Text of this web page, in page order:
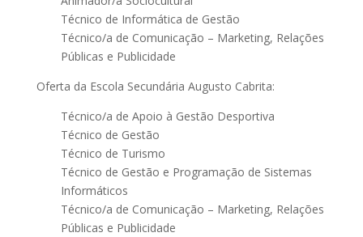
Técnico de Informática de Gestão
Técnico/a de Comunicação – Marketing, Relações
Públicas e Publicidade
Oferta da Escola Secundária Augusto Cabrita:
Técnico/a de Apoio à Gestão Desportiva
Técnico de Gestão
Técnico de Turismo
Técnico de Gestão e Programação de Sistemas
Informáticos
Técnico/a de Comunicação – Marketing, Relações
Públicas e Publicidade